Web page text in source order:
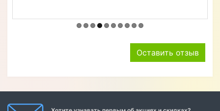
Оставить отзыв